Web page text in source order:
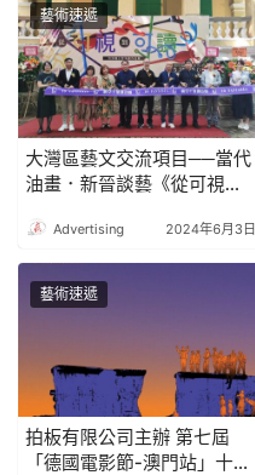
藝術速遞
大灣區藝文交流項目──當代
油畫．新晉談藝《從可視到
展 開幕
Advertising 2024年6月3日
藝術速遞
拍板有限公司主辦 第七屆
「德國電影節-澳門站」十一